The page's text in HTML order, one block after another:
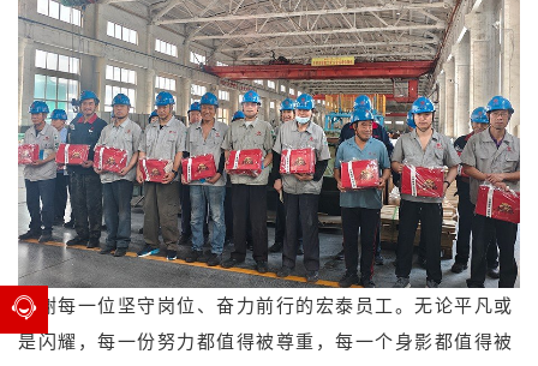
感谢每一位坚守岗位、奋力前行的宏泰员工。无论平凡或
是闪耀，每一份努力都值得被尊重，每一个身影都值得被